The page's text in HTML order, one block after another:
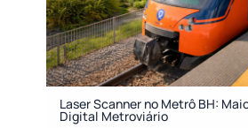
Laser Scanner no Metrô BH:
Digital Metroviário